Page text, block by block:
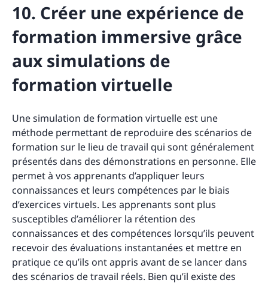
10. Créer une expérience de
formation immersive grâce
aux simulations de
formation virtuelle
Une simulation de formation virtuelle est une
méthode permettant de reproduire des scénarios de
formation sur le lieu de travail qui sont généralement
présentés dans des démonstrations en personne. Elle
permet à vos apprenants d’appliquer leurs
connaissances et leurs compétences par le biais
d’exercices virtuels. Les apprenants sont plus
susceptibles d’améliorer la rétention des
connaissances et des compétences lorsqu’ils peuvent
recevoir des évaluations instantanées et mettre en
pratique ce qu’ils ont appris avant de se lancer dans
des scénarios de travail réels. Bien qu’il existe des